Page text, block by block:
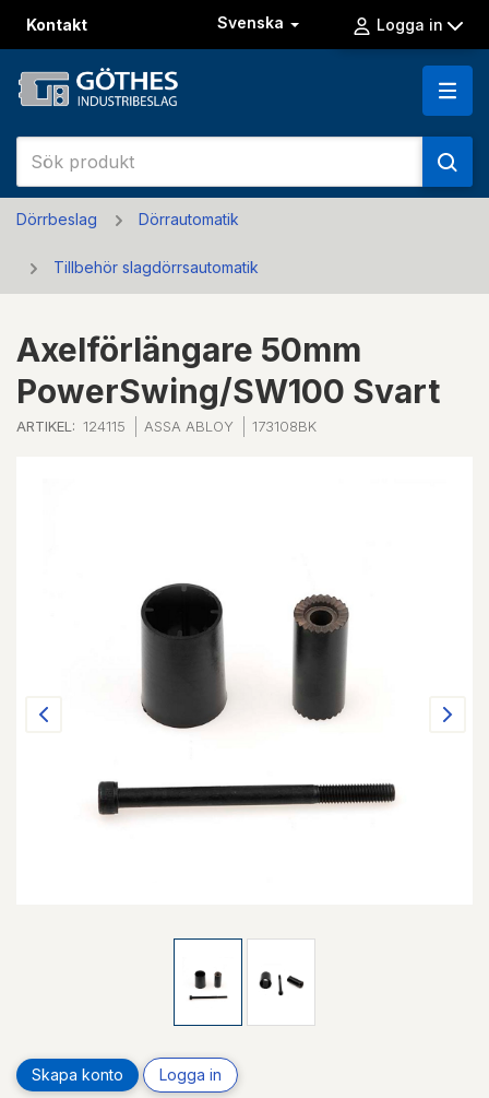
Kontakt Svenska Logga in
Dörrbeslag Dörrautomatik
Tillbehör slagdörrsautomatik
Axelförlängare 50mm
PowerSwing/SW100 Svart
ARTIKEL: 124115 ASSA ABLOY 173108BK
Skapa konto Logga in